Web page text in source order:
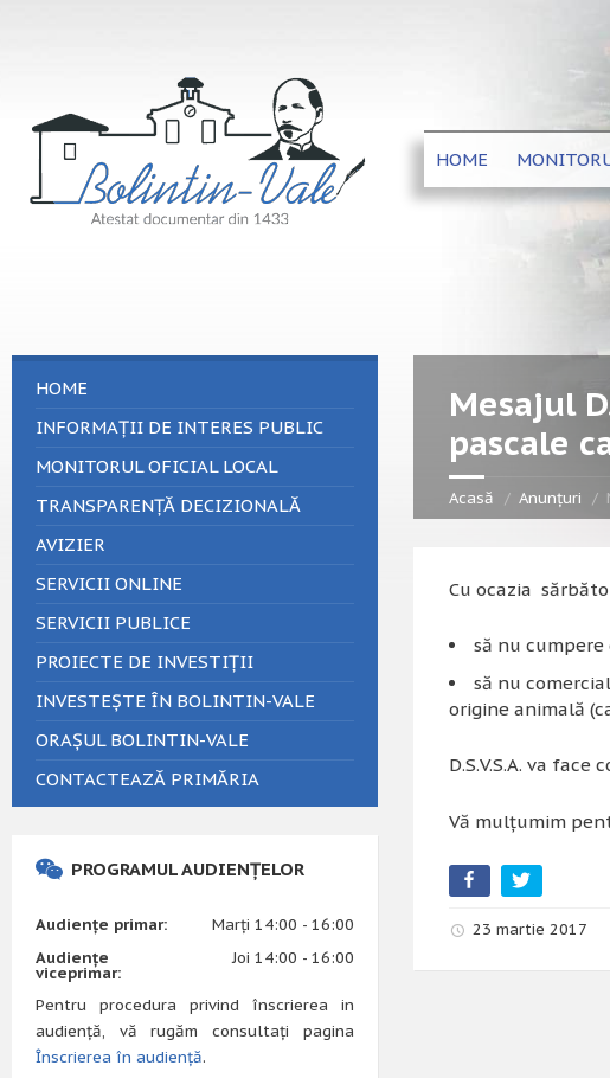
HOME
Mesajul
pascale
Acasă Anunțuri
Cu ocazia
să nu
să nu
origine animală
D.S.V.S.A. va
Vă mulțumim
23 martie 2017
HOME
INFORMAȚII DE INTERES PUBLIC
MONITORUL OFICIAL LOCAL
TRANSPARENȚĂ DECIZIONALĂ
AVIZIER
SERVICII ONLINE
SERVICII PUBLICE
PROIECTE DE INVESTIȚII
INVESTEȘTE ÎN BOLINTIN-VALE
ORAȘUL BOLINTIN-VALE
CONTACTEAZĂ PRIMĂRIA
PROGRAMUL AUDIENȚELOR
Audiențe primar:
Marți 14:00 - 16:00
Audiențe
viceprimar:
Joi 14:00 - 16:00
Pentru procedura privind înscrierea in
audiență, vă rugăm consultați pagina
Înscrierea în audiență.